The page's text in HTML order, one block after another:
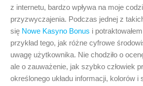
z internetu, bardzo wpływa na moje
przyzwyczajenia. Podczas jednej z
się Nowe Kasyno Bonus i
przykład tego, jak różne cyfrowe
uwagę użytkownika. Nie chodziło o
ale o zauważenie, jak szybko człowiek
określonego układu informacji, kolorów i